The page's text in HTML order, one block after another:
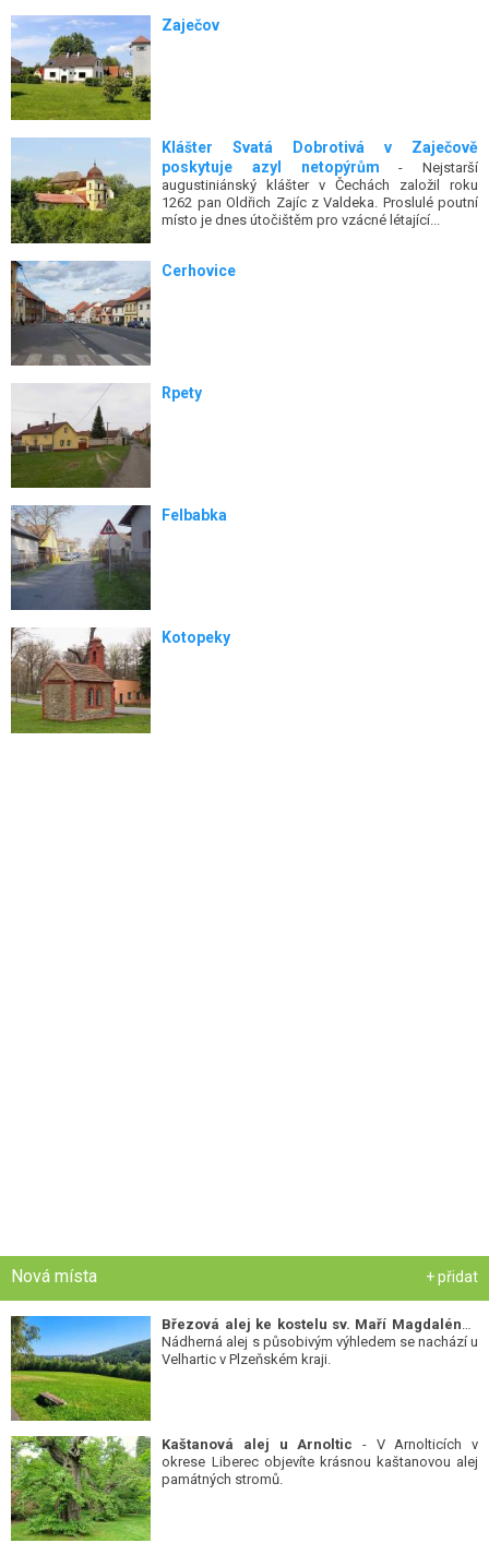
Zaječov
Klášter Svatá Dobrotivá v Zaječově
poskytuje azyl netopýrům - Nejstarší
augustiniánský klášter v Čechách založil roku
1262 pan Oldřich Zajíc z Valdeka. Proslulé poutní
místo je dnes útočištěm pro vzácné létající...
Cerhovice
Rpety
Felbabka
Kotopeky
Nová místa + přidat
Nádherná alej s působivým výhledem se nachází u
Velhartic v Plzeňském kraji.
Kaštanová alej u Arnoltic - V Arnolticích v
okrese Liberec objevíte krásnou kaštanovou alej
památných stromů.